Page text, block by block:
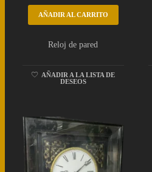
AÑADIR AL CARRITO
Reloj de pared
AÑADIR A LA LISTA DE
DESEOS